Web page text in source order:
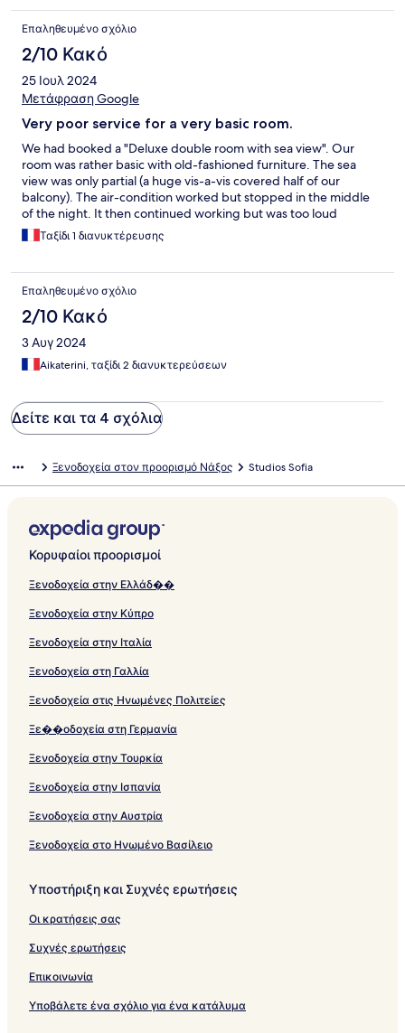
Επαληθευμένο σχόλιο
2/10 Κακό
25 Ιουλ 2024
Μετάφραση Google
Very poor service for a very basic room.
We had booked a "Deluxe double room with sea view". Our
room was rather basic with old-fashioned furniture. The sea
view was only partial (a huge vis-a-vis covered half of our
balcony). The air-condition worked but stopped in the middle
of the night. It then continued working but was too loud
throughout. The swimming pool was too shallow, too small and
the water had too much chlore. There is no reception & difficult
lot when opened/closed. Some plugs were not working.
Considering all this, the room was quite pricey. Next time we will
opt for one of the many other hotels/studios on the same street
or nearby, most of which look much nicer
Ταξίδι 1 διανυκτέρευσης
Επαληθευμένο σχόλιο
2/10 Κακό
3 Αυγ 2024
Aikaterini, ταξίδι 2 διανυκτερεύσεων
Δείτε και τα 4 σχόλια
Ξενοδοχεία στον προορισμό Νάξος Studios Sofia
Κορυφαίοι προορισμοί
Ξενοδοχεία στην Ελλάδ��
Ξενοδοχεία στην Κύπρο
Ξενοδοχεία στην Ιταλία
Ξενοδοχεία στη Γαλλία
Ξενοδοχεία στις Ηνωμένες Πολιτείες
Ξε��οδοχεία στη Γερμανία
Ξενοδοχεία στην Τουρκία
Ξενοδοχεία στην Ισπανία
Ξενοδοχεία στην Αυστρία
Ξενοδοχεία στο Ηνωμένο Βασίλειο
Υποστήριξη και Συχνές ερωτήσεις
Οι κρατήσεις σας
Συχνές ερωτήσεις
Επικοινωνία
Υποβάλετε ένα σχόλιο για ένα κατάλυμα